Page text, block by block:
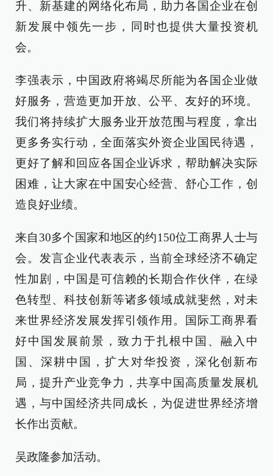
升、新基建的网络化布局，助力各国企业在创
新发展中领先一步，同时也提供大量投资机
会。
李强表示，中国政府将竭尽所能为各国企业做
好服务，营造更加开放、公平、友好的环境。
我们将持续扩大服务业开放范围与程度，拿出
更多务实行动，全面落实外资企业国民待遇，
更好了解和回应各国企业诉求，帮助解决实际
困难，让大家在中国安心经营、舒心工作，创
造良好业绩。
来自30多个国家和地区的约150位工商界人士与
会。发言企业代表表示，当前全球经济不确定
性加剧，中国是可信赖的长期合作伙伴，在绿
色转型、科技创新等诸多领域成就斐然，对未
来世界经济发展发挥引领作用。国际工商界看
好中国发展前景，致力于扎根中国、融入中
国、深耕中国，扩大对华投资，深化创新布
局，提升产业竞争力，共享中国高质量发展机
遇，与中国经济共同成长，为促进世界经济增
长作出贡献。
吴政隆参加活动。